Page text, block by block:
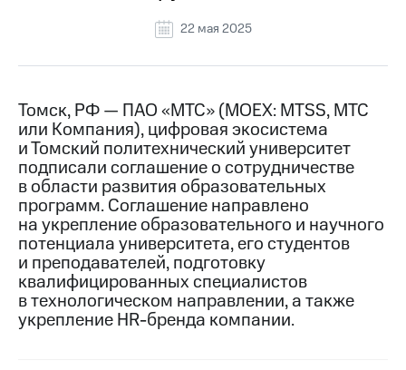
информация
Контакты
Медиа-центр
Пресс-
релизы
МТС
о технологиях
Достижения
Интервью
Финансовая
22 мая 2025
Томск, РФ — ПАО «МТС» (MOEX: MTSS, МТС
или Компания), цифровая экосистема
и Томский политехнический университет
подписали соглашение о сотрудничестве
в области развития образовательных
программ. Соглашение направлено
на укрепление образовательного и научного
потенциала университета, его студентов
и преподавателей, подготовку
квалифицированных специалистов
в технологическом направлении, а также
укрепление HR-бренда компании.